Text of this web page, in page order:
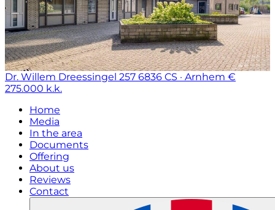
Dr. Willem Dreessingel 257 6836 CS · Arnhem €
275.000 k.k.
Home
Media
In the area
Documents
Offering
About us
Reviews
Contact